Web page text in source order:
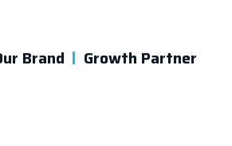
Brand Growth Partner